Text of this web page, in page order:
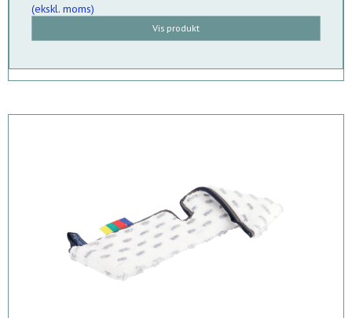
(ekskl. moms)
Vis produkt